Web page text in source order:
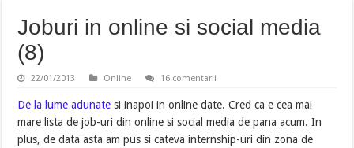
Joburi in online si social media
(8)
22/01/2013 Online 16 comentarii
De la lume adunate si inapoi in online date. Cred ca e cea mai
mare lista de job-uri din online si social media de pana acum. In
plus, de data asta am pus si cateva internship-uri din zona de